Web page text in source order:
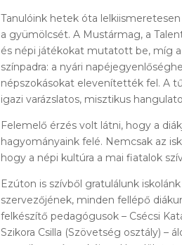
Tanulóink hetek óta
a gyümölcsét. A Mustármag, a
és népi játékokat mutatott be, míg
színpadra: a nyári
népszokásokat elevenítették fel. A
igazi varázslatos, misztikus
Felemelő érzés volt látni, hogy a
hagyományaink felé. Nemcsak az
hogy a népi kultúra a mai fiatalok
Ezúton is szívből gratulálunk
szervezőjének, minden fellépő
felkészítő pedagógusok – Csécsi
Szikora Csilla (Szövetség osztály) –